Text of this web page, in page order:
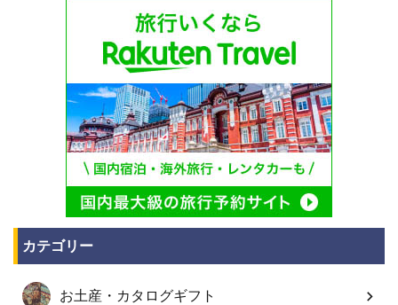
カテゴリー
お土産・カタログギフト